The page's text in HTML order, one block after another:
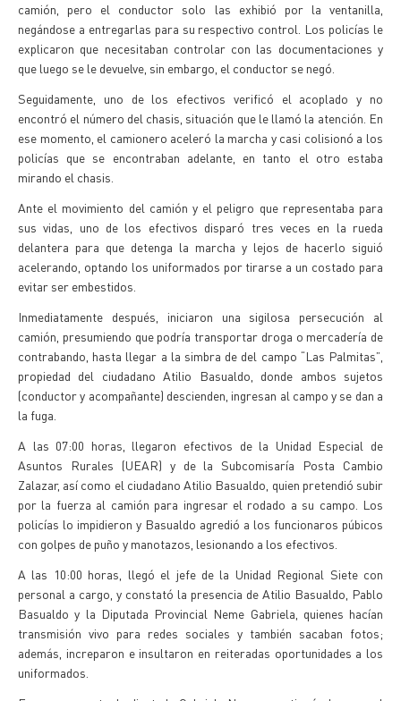
camión, pero el conductor solo las exhibió por la ventanilla,
negándose a entregarlas para su respectivo control. Los policías le
explicaron que necesitaban controlar con las documentaciones y
que luego se le devuelve, sin embargo, el conductor se negó.
Seguidamente, uno de los efectivos verificó el acoplado y no
encontró el número del chasis, situación que le llamó la atención. En
ese momento, el camionero aceleró la marcha y casi colisionó a los
policías que se encontraban adelante, en tanto el otro estaba
mirando el chasis.
Ante el movimiento del camión y el peligro que representaba para
sus vidas, uno de los efectivos disparó tres veces en la rueda
delantera para que detenga la marcha y lejos de hacerlo siguió
acelerando, optando los uniformados por tirarse a un costado para
evitar ser embestidos.
Inmediatamente después, iniciaron una sigilosa persecución al
camión, presumiendo que podría transportar droga o mercadería de
contrabando, hasta llegar a la simbra de del campo “Las Palmitas”,
propiedad del ciudadano Atilio Basualdo, donde ambos sujetos
(conductor y acompañante) descienden, ingresan al campo y se dan a
la fuga.
A las 07:00 horas, llegaron efectivos de la Unidad Especial de
Asuntos Rurales (UEAR) y de la Subcomisaría Posta Cambio
Zalazar, así como el ciudadano Atilio Basualdo, quien pretendió subir
por la fuerza al camión para ingresar el rodado a su campo. Los
policías lo impidieron y Basualdo agredió a los funcionaros púbicos
con golpes de puño y manotazos, lesionando a los efectivos.
A las 10:00 horas, llegó el jefe de la Unidad Regional Siete con
personal a cargo, y constató la presencia de Atilio Basualdo, Pablo
Basualdo y la Diputada Provincial Neme Gabriela, quienes hacían
transmisión vivo para redes sociales y también sacaban fotos;
además, increparon e insultaron en reiteradas oportunidades a los
uniformados.